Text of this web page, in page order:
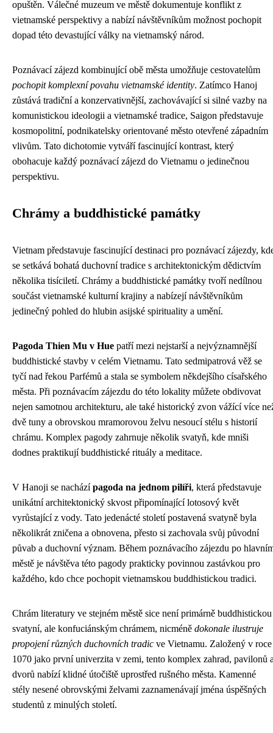
opuštěn. Válečné muzeum ve městě dokumentuje konflikt z
vietnamské perspektivy a nabízí návštěvníkům možnost pochopit
dopad této devastující války na vietnamský národ.
Poznávací zájezd kombinující obě města umožňuje cestovatelům
pochopit komplexní povahu vietnamské identity. Zatímco Hanoj
zůstává tradiční a konzervativnější, zachovávající si silné vazby na
komunistickou ideologii a vietnamské tradice, Saigon představuje
kosmopolitní, podnikatelsky orientované město otevřené západním
vlivům. Tato dichotomie vytváří fascinující kontrast, který
obohacuje každý poznávací zájezd do Vietnamu o jedinečnou
perspektivu.
Chrámy a buddhistické památky
Vietnam představuje fascinující destinaci pro poznávací zájezdy,
se setkává bohatá duchovní tradice s architektonickým dědictvím
několika tisíciletí. Chrámy a buddhistické památky tvoří nedílnou
součást vietnamské kulturní krajiny a nabízejí návštěvníkům
jedinečný pohled do hlubin asijské spirituality a umění.
Pagoda Thien Mu v Hue patří mezi nejstarší a nejvýznamnější
buddhistické stavby v celém Vietnamu. Tato sedmipatrová věž se
tyčí nad řekou Parfémů a stala se symbolem někdejšího císařského
města. Při poznávacím zájezdu do této lokality můžete obdivovat
nejen samotnou architekturu, ale také historický zvon vážící více
dvě tuny a obrovskou mramorovou želvu nesoucí stélu s historií
chrámu. Komplex pagody zahrnuje několik svatyň, kde mniši
dodnes praktikují buddhistické rituály a meditace.
V Hanoji se nacházípagoda na jednom pilíři, která představuje
unikátní architektonický skvost připomínající lotosový květ
vyrůstající z vody. Tato jedenácté století postavená svatyně byla
několikrát zničena a obnovena, přesto si zachovala svůj původní
půvab a duchovní význam. Během poznávacího zájezdu po
městě je návštěva této pagody prakticky povinnou zastávkou pro
každého, kdo chce pochopit vietnamskou buddhistickou tradici.
Chrám literatury ve stejném městě sice není primárně buddhistickou
svatyní, ale konfuciánským chrámem, nicméně dokonale ilustruje
propojení různých duchovních tradic ve Vietnamu. Založený v roce
1070 jako první univerzita v zemi, tento komplex zahrad, pavilonů
dvorů nabízí klidné útočiště uprostřed rušného města. Kamenné
stély nesené obrovskými želvami zaznamenávají jména úspěšných
studentů z minulých století.